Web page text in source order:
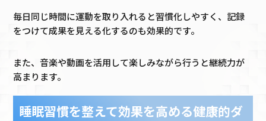
毎日同じ時間に運動を取り入れると習慣化しやすく、記録
をつけて成果を見える化するのも効果的です。
また、音楽や動画を活用して楽しみながら行うと継続力が
高まります。
睡眠習慣を整えて効果を高める健康的ダ